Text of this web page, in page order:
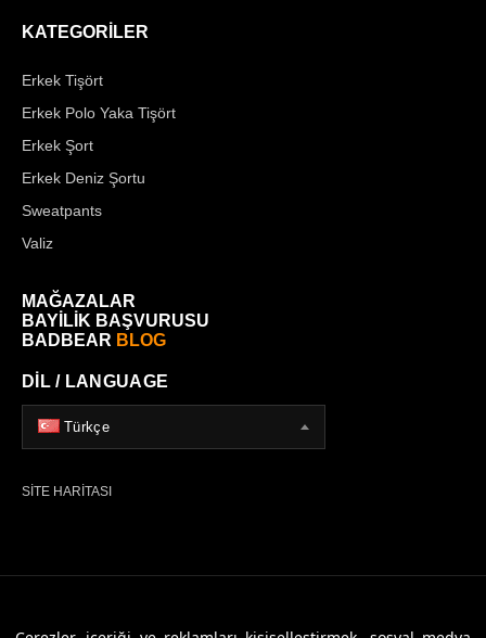
KATEGORİLER
Erkek Tişört
Erkek Polo Yaka Tişört
Erkek Şort
Erkek Deniz Şortu
Sweatpants
Valiz
MAĞAZALAR
BAYİLİK BAŞVURUSU
BADBEAR BLOG
DİL / LANGUAGE
Türkçe
SİTE HARİTASI